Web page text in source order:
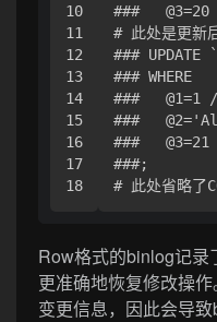
10
11
12
13
14
15
16
17
###
# 此处是更新
###
### WHERE
###
###
###
###;
Row格式的binlog记录
更准确地恢复修改操
变更信息，因此会导致